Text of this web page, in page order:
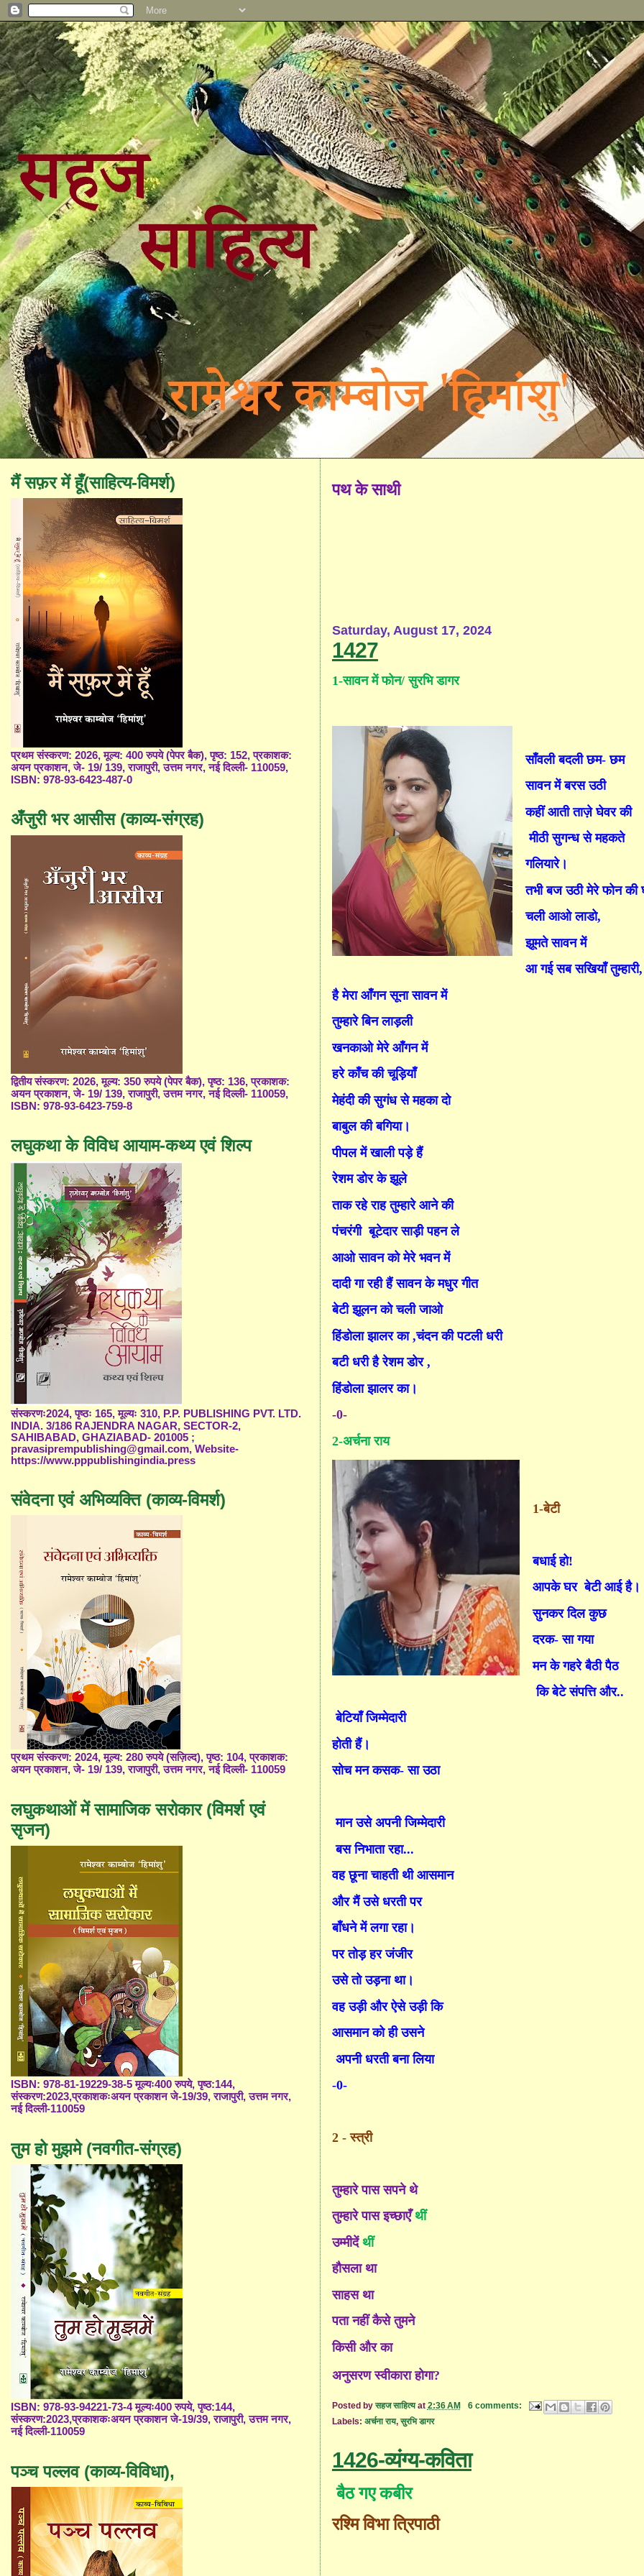
पथ के साथी
Saturday, August 17, 2024
1427
1-सावन में फोन/सुरभि डागर
साँवली बदली छम- छम
सावन में बरस उठी
कहीं आती ताज़े घेवर की
मीठी सुगन्ध से महकते
गलियारे।
तभी बज उठी मेरे फोन की
चली आओ लाडो,
झूमते सावन में
आ गई सब सखियाँ तुम्हारी,
है मेरा आँगन सूना सावन में
तुम्हारे बिन लाड़ली
खनकाओ मेरे आँगन में
हरे काँच की चूड़ियाँ
मेहंदी की सुगंध से महका दो
बाबुल की बगिया।
पीपल में खाली पड़े हैं
रेशम डोर के झूले
ताक रहे राह तुम्हारे आने की
पंचरंगी बूटेदार साड़ी पहन ले
आओ सावन को मेरे भवन में
दादी गा रही हैं सावन के मधुर गीत
बेटी झूलन को चली जाओ
हिंडोला झालर का ,चंदन की पटली धरी
बटी धरी है रेशम डोर ,
हिंडोला झालर का।
-0-
2-अर्चना राय
1-बेटी
बधाई हो!
आपके घर बेटी आई है।
सुनकर दिल कुछ
दरक-सा गया
मन के गहरे बैठी पैठ
कि बेटे संपत्ति और..
बेटियाँ जिम्मेदारी
होती हैं।
सोच मन कसक- सा उठा
मान उसे अपनी जिम्मेदारी
बस निभाता रहा...
वहछूना चाहती थी आसमान
और मैं उसे धरती पर
बाँधने में लगा रहा।
पर तोड़ हर जंजीर
उसे तो उड़ना था।
वहउड़ी और ऐसे उड़ी कि
आसमान को ही उसने
अपनी धरती बना लिया
-0-
2- स्त्री
तुम्हारे पास सपने थे
तुम्हारे पास इच्छाएँथीं
उम्मीदें थीं
हौसला था
साहस था
पता नहीं कैसे तुमने
किसी और का
अनुसरण स्वीकारा होगा?
Posted byसहज साहित्य at 2:36 AM
6 comments:
Labels: अर्चना राय,सुरभि डागर
1426-व्यंग्य-कविता
बैठ गए कबीर
रश्मि विभा त्रिपाठी
मैं सफ़र में हूँ(साहित्य-विमर्श)
प्रथम संस्करण: 2026, मूल्य: 400 रुपये (पेपर बैक), पृष्ठ: 152, प्रकाशक:
अयन प्रकाशन, जे- 19/ 139, राजापुरी, उत्तम नगर, नई दिल्ली- 110059,
ISBN: 978-93-6423-487-0
अँजुरी भर आसीस (काव्य-संग्रह)
द्वितीय संस्करण: 2026, मूल्य: 350 रुपये (पेपर बैक), पृष्ठ: 136, प्रकाशक:
अयन प्रकाशन, जे- 19/ 139, राजापुरी, उत्तम नगर, नई दिल्ली- 110059,
ISBN: 978-93-6423-759-8
लघुकथा के विविध आयाम-कथ्य एवं शिल्प
संस्करणः2024, पृष्ठः 165, मूल्यः 310, P.P. PUBLISHING PVT. LTD.
INDIA. 3/186 RAJENDRA NAGAR, SECTOR-2,
SAHIBABAD, GHAZIABAD- 201005 ;
pravasiprempublishing@gmail.com, Website-
https://www.pppublishingindia.press
संवेदना एवं अभिव्यक्ति (काव्य-विमर्श)
प्रथम संस्करण: 2024, मूल्य: 280 रुपये (सज़िल्द), पृष्ठ: 104, प्रकाशक:
अयन प्रकाशन, जे- 19/ 139, राजापुरी, उत्तम नगर, नई दिल्ली- 110059
लघुकथाओं में सामाजिक सरोकार (विमर्श एवं
सृजन)
ISBN: 978-81-19229-38-5 मूल्यः400 रुपये, पृष्ठ:144,
संस्करण:2023,प्रकाशकःअयन प्रकाशन जे-19/39, राजापुरी, उत्तम नगर,
नई दिल्ली-110059
तुम हो मुझमे (नवगीत-संग्रह)
ISBN: 978-93-94221-73-4 मूल्यः400 रुपये, पृष्ठ:144,
संस्करण:2023,प्रकाशकःअयन प्रकाशन जे-19/39, राजापुरी, उत्तम नगर,
नई दिल्ली-110059
पञ्च पल्लव (काव्य-विविधा),